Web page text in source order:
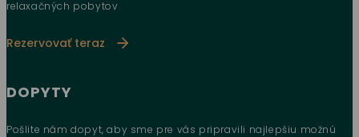
relaxačných pobytov
Rezervovať teraz
DOPYTY
Pošlite nám dopyt, aby sme pre vás pripravili najlepšiu možnú